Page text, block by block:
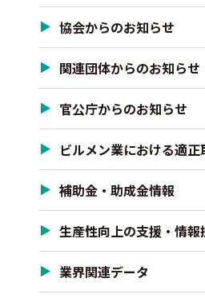
協会からのお知らせ
関連団体からのお知らせ
官公庁からのお知らせ
ビルメン業における適
補助金・助成金情報
生産性向上の支援・情報
業界関連データ